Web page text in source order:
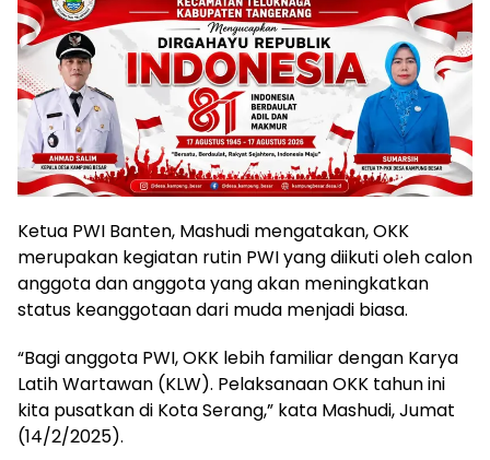
Ketua PWI Banten, Mashudi mengatakan, OKK
merupakan kegiatan rutin PWI yang diikuti oleh calon
anggota dan anggota yang akan meningkatkan
status keanggotaan dari muda menjadi biasa.
“Bagi anggota PWI, OKK lebih familiar dengan Karya
Latih Wartawan (KLW). Pelaksanaan OKK tahun ini
kita pusatkan di Kota Serang,” kata Mashudi, Jumat
(14/2/2025).